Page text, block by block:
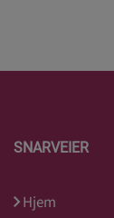
SNARVEIER
Hjem